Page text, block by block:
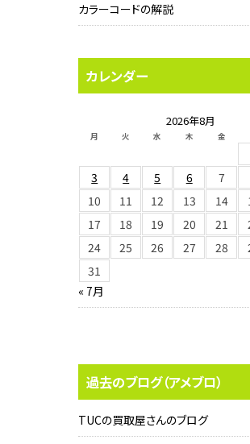
カラーコードの解説
カレンダー
2026年8月
月 火 水 木 金
3
4 5 6 7
10
11 12 13 14
17
18 19 20 21
24
25 26 27 28
31
« 7月
過去のブログ（アメブロ）
TUCの買取屋さんのブログ